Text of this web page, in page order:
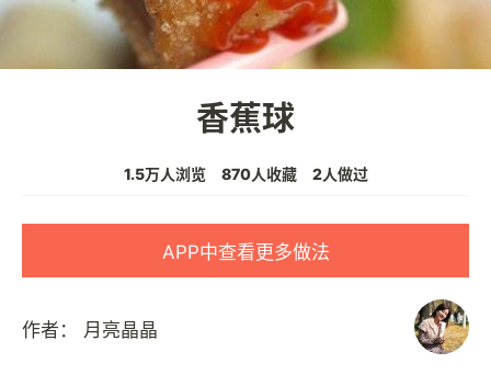
香蕉球
1.5万人浏览 870人收藏 2人做过
APP中查看更多做法
作者： 月亮晶晶